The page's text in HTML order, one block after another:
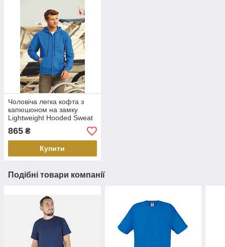
Чоловіча легка кофта з
капюшоном на замку
Lightweight Hooded Sweat
865 ₴
Купити
Подібні товари компанії